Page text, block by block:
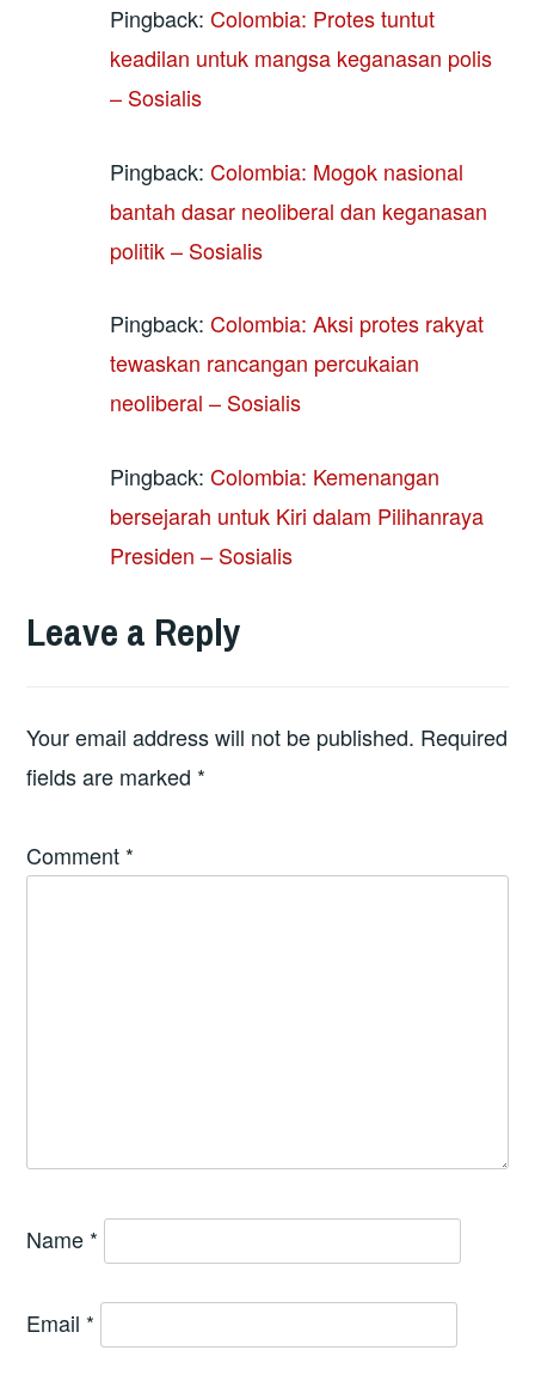
Pingback:Colombia: Protes tuntut
keadilan untuk mangsa keganasan polis
– Sosialis
Pingback:Colombia: Mogok nasional
bantah dasar neoliberal dan keganasan
politik – Sosialis
Pingback:Colombia: Aksi protes rakyat
tewaskan rancangan percukaian
neoliberal – Sosialis
Pingback:Colombia: Kemenangan
bersejarah untuk Kiri dalam Pilihanraya
Presiden – Sosialis
Leave a Reply
Your email address will not be published. Required
fields are marked *
Comment *
Name *
Email *